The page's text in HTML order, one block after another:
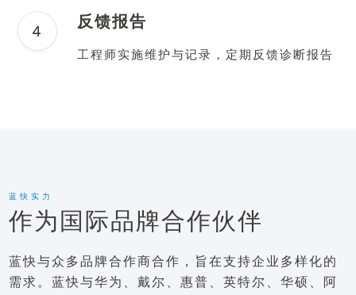
反馈报告
工程师实施维护与记录，定期反馈诊断报告
蓝快实力
作为国际品牌合作伙伴
蓝快与众多品牌合作商合作，旨在支持企业多样化的
需求。蓝快与华为、戴尔、惠普、英特尔、华硕、阿